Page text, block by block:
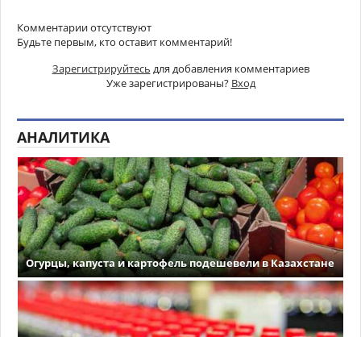
Комментарии отсутствуют
Будьте первым, кто оставит комментарий!
Зарегистрируйтесь для добавления комментариев
Уже зарегистрированы? Вход
АНАЛИТИКА
Огурцы, капуста и картофель подешевели в Казахстане